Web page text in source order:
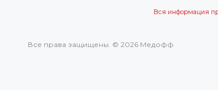
Вся информация
Все права защищены. © 2026 Медофф